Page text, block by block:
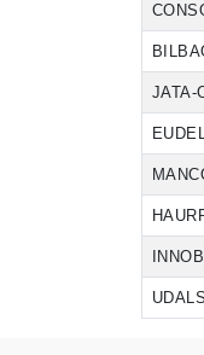
JATA-